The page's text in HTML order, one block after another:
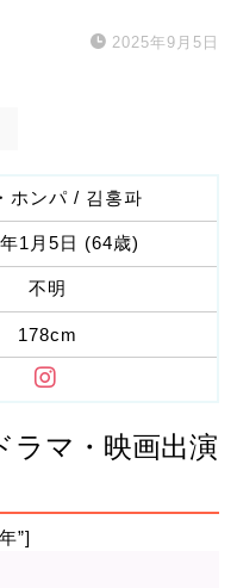
2025年9月5日
ホンパ / 김홍파
1月5日 (64歳)
不明
178cm
ラマ・映画出演
”]